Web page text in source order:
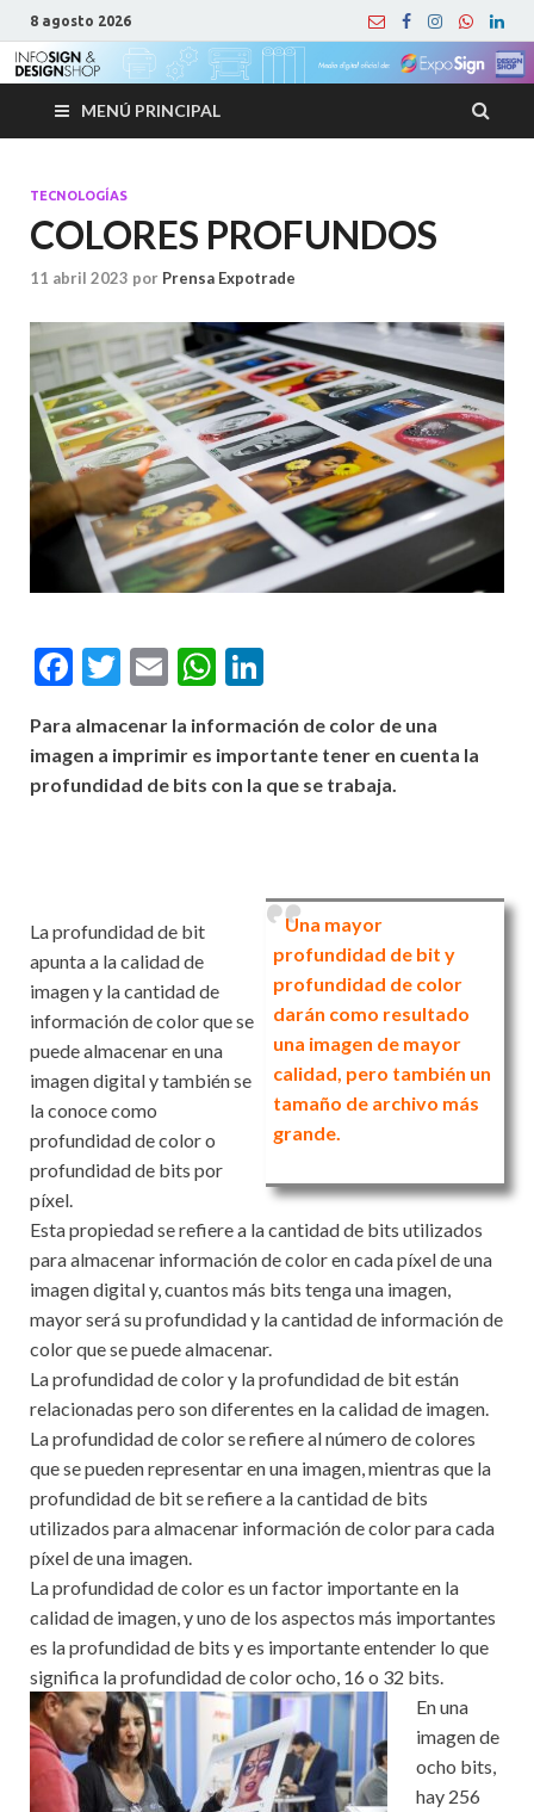
8 agosto 2026
MENÚ PRINCIPAL
TECNOLOGÍAS
COLORES PROFUNDOS
11 abril 2023 por Prensa Expotrade
F
e
b
T
itt
er
E
ai
l
W
at
s
ke
dI
Para almacenar la información de color de una
imagen a imprimir es importante tener en cuenta la
profundidad de bits con la que se trabaja.
Una mayor
profundidad de bit y
profundidad de color
darán como resultado
una imagen de mayor
calidad, pero también un
tamaño de archivo más
grande.
La profundidad de bit
apunta a la calidad de
imagen y la cantidad de
información de color que se
puede almacenar en una
imagen digital y también se
la conoce como
profundidad de color o
profundidad de bits por
píxel.
Esta propiedad se refiere a la cantidad de bits utilizados
para almacenar información de color en cada píxel de una
imagen digital y, cuantos más bits tenga una imagen,
mayor será su profundidad y la cantidad de información de
color que se puede almacenar.
La profundidad de color y la profundidad de bit están
relacionadas pero son diferentes en la calidad de imagen.
La profundidad de color se refiere al número de colores
que se pueden representar en una imagen, mientras que la
profundidad de bit se refiere a la cantidad de bits
utilizados para almacenar información de color para cada
píxel de una imagen.
La profundidad de color es un factor importante en la
calidad de imagen, y uno de los aspectos más importantes
es la profundidad de bits y es importante entender lo que
significa la profundidad de color ocho, 16 o 32 bits.
En una
imagen de
ocho bits,
hay 256